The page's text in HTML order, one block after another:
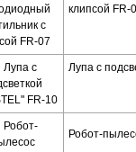
клипсой FR-
Лупа с
Робот-